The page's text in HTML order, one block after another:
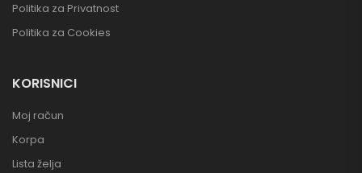
Politika za Privatnost
Politika za Cookies
KORISNICI
Moj račun
Korpa
Lista želja